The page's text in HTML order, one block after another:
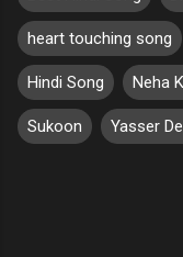
heart touching song
Hindi Song Neha
Sukoon Yasser